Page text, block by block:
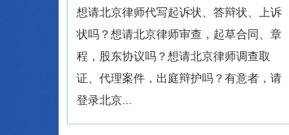
想请北京律师代写起诉状、答辩状、上诉
状吗？想请北京律师审查，起草合同、章
程，股东协议吗？想请北京律师调查取
证、代理案件，出庭辩护吗？有意者，请
登录北京...